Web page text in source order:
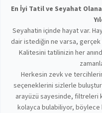
En İyi Tatil ve Seyahat
Seyahatin içinde hayat var.
dair istediğin ne varsa, gerçek
Kalitesini tatilinizin her
Herkesin zevk ve
seçeneklerini sizlerle
arayüzü sayesinde, filtreleri
kolayca bulabiliyor,